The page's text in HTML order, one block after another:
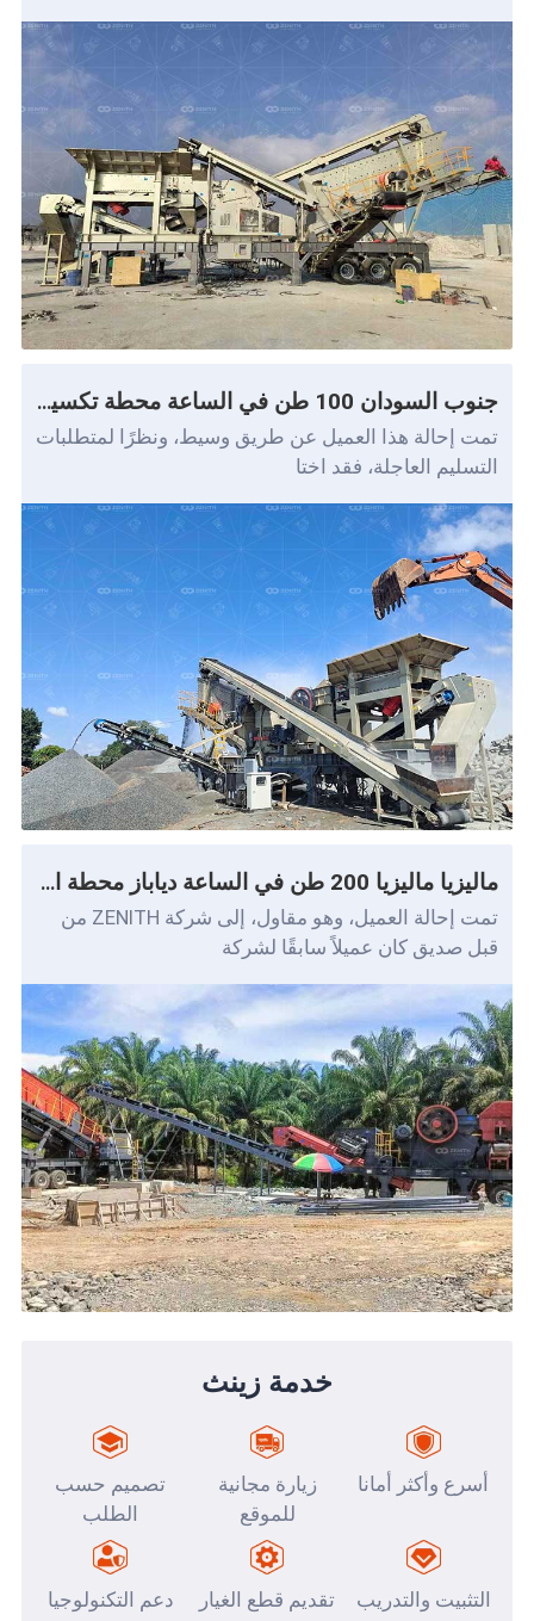
جنوب السودان 100 طن في الساعة محطة تكسير الجرانيت المحمولة
تمت إحالة هذا العميل عن طريق وسيط، ونظرًا لمتطلبات
التسليم العاجلة، فقد اختا
ماليزيا ماليزيا 200 طن في الساعة دياباز محطة التكسير المحمولة
تمت إحالة العميل، وهو مقاول، إلى شركة ZENITH من
قبل صديق كان عميلاً سابقًا لشركة
خدمة زينث
أسرع وأكثر أمانا
زيارة مجانية
للموقع
تصميم حسب
الطلب
التثبيت والتدريب تقديم قطع الغيار دعم التكنولوجيا